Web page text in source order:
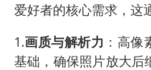
爱好者的核心需求，这
1.画质与解析力 ：高像
基础，确保照片放大后